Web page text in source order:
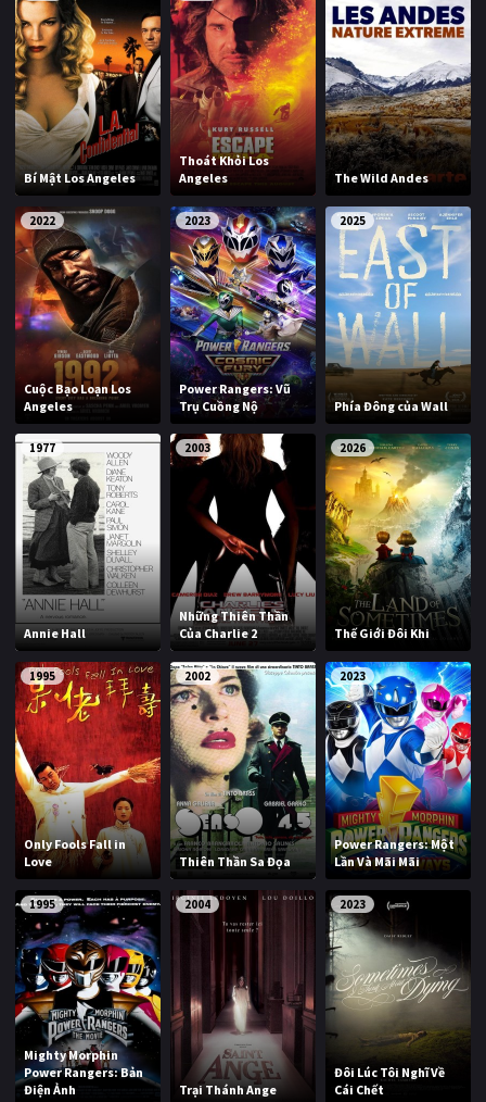
Bí Mật Los Angeles
Thoát Khỏi Los
Angeles
The Wild Andes
2022
Cuộc Bạo Loạn Los
Angeles
2023
Power Rangers: Vũ
Trụ Cuồng Nộ
2025
Phía Đông của Wall
1977
Annie Hall
2003
Những Thiên Thần
Của Charlie 2
2026
Thế Giới Đôi Khi
1995
Only Fools Fall in
Love
2002
Thiên Thần Sa Đọa
2023
Power Rangers: Một
Lần Và Mãi Mãi
1995
Mighty Morphin
Power Rangers: Bản
Điện Ảnh
2004
Trại Thánh Ange
2023
Đôi Lúc Tôi Nghĩ Về
Cái Chết